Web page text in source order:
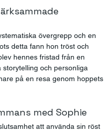
övergrepp och en
detta fann hon tröst och
hennes fristad från en
och personliga
på en resa genom hoppets
med Sophie
att använda sin röst